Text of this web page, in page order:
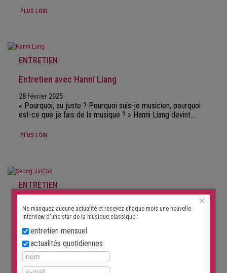
PLUS LOIN
ENTRETIEN
Entretien avec Hanni Liang
28 février 2025
« Pourquoi, au juste ? Pourquoi suis-je musicien, pourquoi
est-ce que je fais de la musique ? » Hanni Liang devint…
PLUS LOIN
ENTRETIEN
Interview avec Seong-Jin Cho
31 janvier 2025
« J’essaie de ne pas écouter les enregistrements des
autres. » Seong-Jin Cho a acquis une renommée mondiale…
PLUS LOIN
×
Ne manquez aucune actualité et recevez chaque mois une nouvelle
interview d'une star de la musique classique :
entretien mensuel
actualités quotidiennes